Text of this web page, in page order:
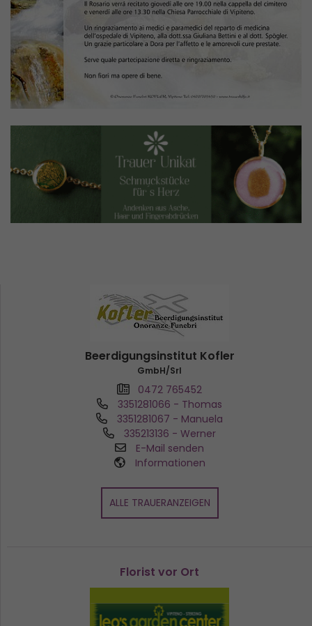
Beerdigungsinstitut Kofler
GmbH/Srl
0472 765452
3351281066 - Thomas
3351281067 - Manuela
335213136 - Werner
E-Mail senden
Informationen
ALLE TRAUERANZEIGEN
Florist vor Ort